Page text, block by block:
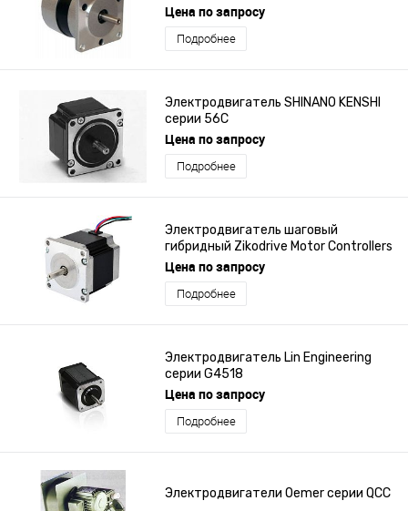
Цена по запросу
Подробнее
Электродвигатель SHINANO KENSHI
серии 56C
Цена по запросу
Подробнее
Электродвигатель шаговый
гибридный Zikodrive Motor Controllers
серии ZDN23126
Цена по запросу
Подробнее
Электродвигатель Lin Engineering
серии G4518
Цена по запросу
Подробнее
Электродвигатели Oemer серии QCC